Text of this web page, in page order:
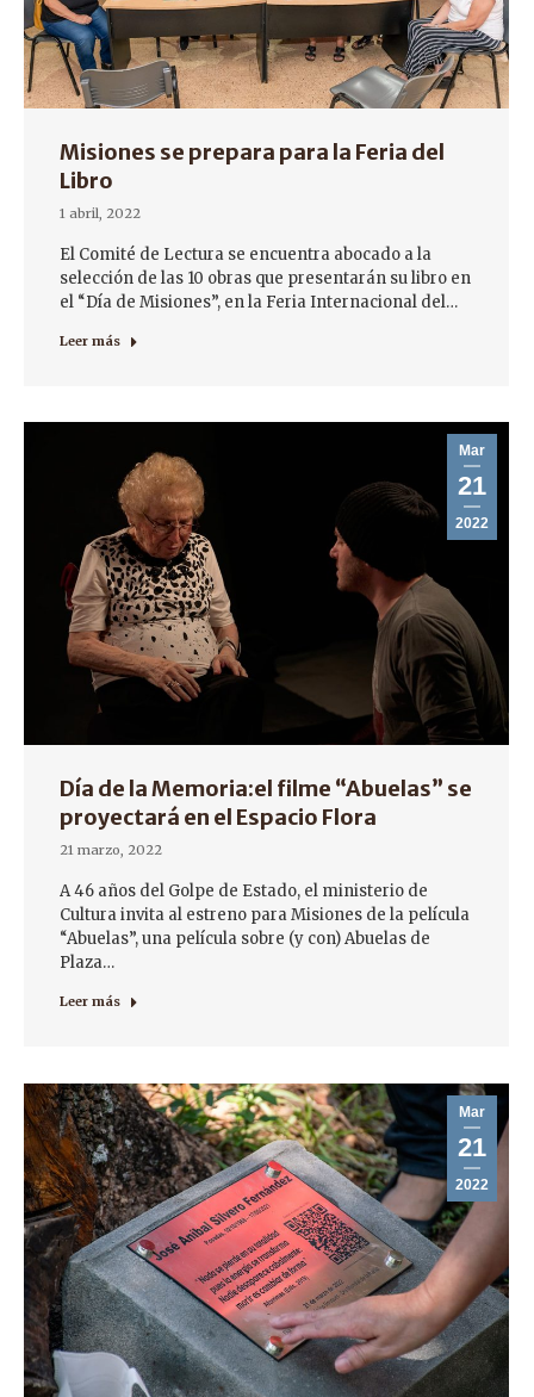
Misiones se prepara para la Feria del
Libro
1 abril, 2022
El Comité de Lectura se encuentra abocado a la
selección de las 10 obras que presentarán su libro en
el “Día de Misiones”, en la Feria Internacional del…
Leer más
Mar
21
2022
Día de la Memoria:el filme “Abuelas” se
proyectará en el Espacio Flora
21 marzo, 2022
A 46 años del Golpe de Estado, el ministerio de
Cultura invita al estreno para Misiones de la película
“Abuelas”, una película sobre (y con) Abuelas de
Plaza…
Leer más
Mar
21
2022